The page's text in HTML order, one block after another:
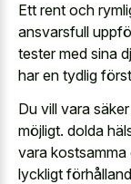
Ett rent och
ansvarsfull
tester med sina
har en tydlig
Du vill vara
möjligt. dolda
vara
lyckligt